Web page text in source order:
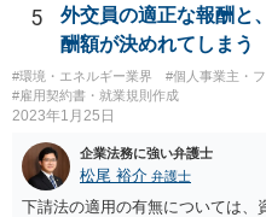
しているものがあります。 こ
スでも、予定していた最後の工
る等と主張して行くことが考え
ような見解は本件にはあてはまら
ないことが想定されます。 その
もしれません。 いずれにしても
記事等の証拠を持参の上、お住ま
てはいかがでしょうか。
5
外交員の適正な報酬と
酬額が決めれてしまう
#環境・エネルギー業界 #個人事業主・
#雇用契約書・就業規則作成
2023年1月25日
企業法務に強い弁護士
松尾 裕介 弁護士
下請法の適用の有無については、